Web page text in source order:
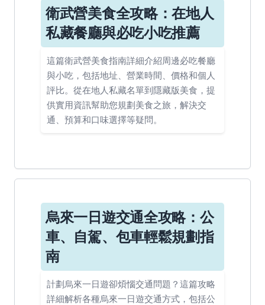
衛武營美食全攻略：在地人
私藏餐廳與必吃小吃推薦
這篇衛武營美食指南詳細介紹周邊必吃餐廳
與小吃，包括地址、營業時間、價格和個人
評比。從在地人私藏名單到隱藏版美食，提
供實用資訊幫助您規劃美食之旅，解決交
通、預算和口味選擇等疑問。
烏來一日遊交通全攻略：公
車、自駕、包車輕鬆規劃指
南
計劃烏來一日遊卻煩惱交通問題？這篇攻略
詳細解析各種烏來一日遊交通方式，包括公